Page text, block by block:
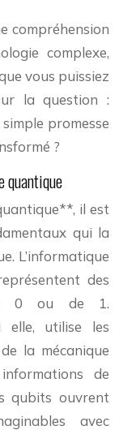
compréhension
complexe,
vous puissiez
la question :
promesse
?
quantique
il est
qui la
L’informatique
des
0 ou de 1.
elle, utilise les
la mécanique
de
qubits ouvrent
avec